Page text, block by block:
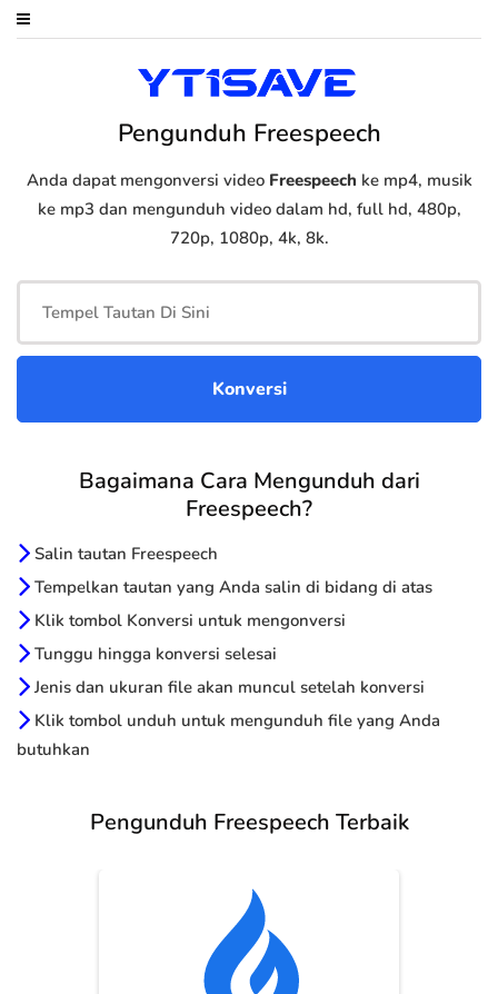
Pengunduh Freespeech
Anda dapat mengonversi video Freespeech ke mp4, musik
ke mp3 dan mengunduh video dalam hd, full hd, 480p,
720p, 1080p, 4k, 8k.
Bagaimana Cara Mengunduh dari
Freespeech?
Salin tautan Freespeech
Tempelkan tautan yang Anda salin di bidang di atas
Klik tombol Konversi untuk mengonversi
Tunggu hingga konversi selesai
Jenis dan ukuran file akan muncul setelah konversi
Klik tombol unduh untuk mengunduh file yang Anda
butuhkan
Pengunduh Freespeech Terbaik